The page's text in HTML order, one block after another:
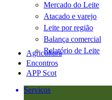
Mercado do Leite
Atacado e varejo
Leite por região
Balança comercial
Relatório de Leite
Agricultura
Encontros
APP Scot
Serviços